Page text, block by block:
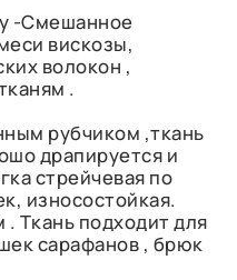
-Смешанное
вискозы,
волокон ,
.
рубчиком ,ткань
драпируется и
стрейчевая по
износостойкая.
Ткань подходит для
сарафанов , брюк